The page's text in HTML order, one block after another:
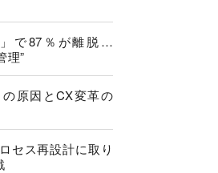
」で87％が離脱…
理”
原因とCX変革の
セス再設計に取り